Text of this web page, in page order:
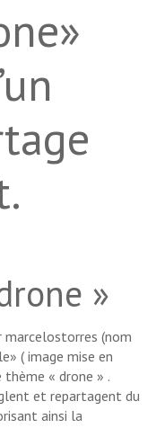
»
(nom
( image mise en
« drone » .
et repartagent du
ainsi la